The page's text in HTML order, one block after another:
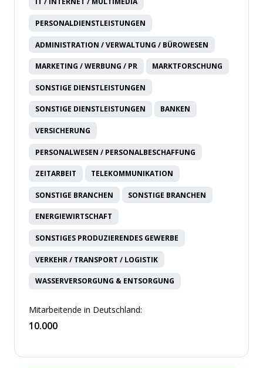
PERSONALDIENSTLEISTUNGEN
ADMINISTRATION / VERWALTUNG / BÜROWESEN
MARKETING / WERBUNG / PR MARKTFORSCHUNG
SONSTIGE DIENSTLEISTUNGEN
SONSTIGE DIENSTLEISTUNGEN BANKEN
VERSICHERUNG
PERSONALWESEN / PERSONALBESCHAFFUNG
ZEITARBEIT TELEKOMMUNIKATION
SONSTIGE BRANCHEN SONSTIGE BRANCHEN
ENERGIEWIRTSCHAFT
SONSTIGES PRODUZIERENDES GEWERBE
VERKEHR / TRANSPORT / LOGISTIK
WASSERVERSORGUNG & ENTSORGUNG
Mitarbeitende in Deutschland:
10.000